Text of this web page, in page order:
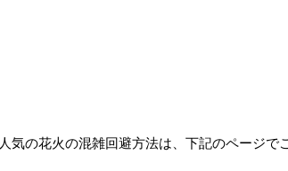
人気の花火の混雑回避方法は、下記のページで